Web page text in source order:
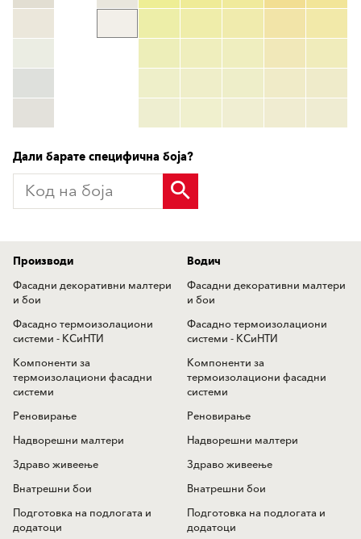
color_name
HEX:hex_code
TSR:tsr_code
More info
Дали барате специфична боја?
Производи
Фасадни декоративни малтери
и бои
Фасадно термоизолациони
системи - КСиНТИ
Компоненти за
термоизолациони фасадни
системи
Реновирање
Надворешни малтери
Здраво живеење
Внатрешни бои
Подготовка на подлогата и
додатоци
Водич
Фасадни декоративни малтери
и бои
Фасадно термоизолациони
системи - КСиНТИ
Компоненти за
термоизолациони фасадни
системи
Реновирање
Надворешни малтери
Здраво живеење
Внатрешни бои
Подготовка на подлогата и
додатоци